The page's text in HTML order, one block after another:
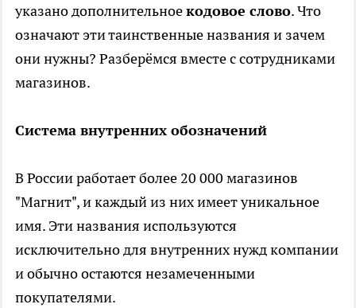
указано дополнительноекодовое слово. Что
означают эти таинственные названия и зачем
они нужны? Разберёмся вместе с сотрудниками
магазинов.
Система внутренних обозначений
В России работает более 20 000 магазинов
"Магнит", и каждый из них имеет уникальное
имя. Эти названия используются
исключительно для внутренних нужд компании
и обычно остаются незамеченными
покупателями.